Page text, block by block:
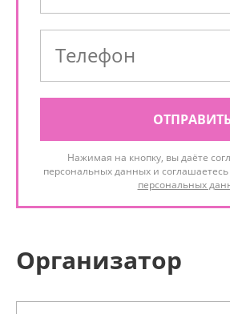
Нажимая на кнопку, вы даёте
персональных данных и соглашаетесь
персональных
Организатор